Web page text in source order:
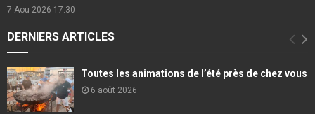
7 Aou 2026 17:30
DERNIERS ARTICLES
Toutes les animations de l’été près de chez vous
6 août 2026